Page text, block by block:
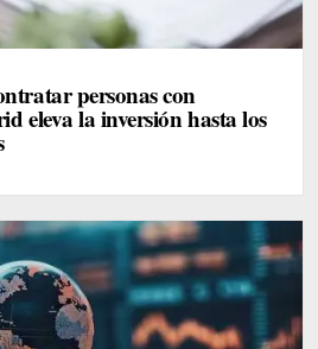
personas con
eleva la inversión hasta los